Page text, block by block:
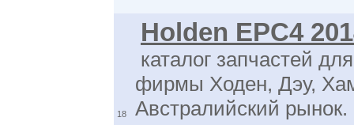
18
Holden EPC4
каталог запчастей
фирмы Ходен, Дэу,
Австралийский рынок.